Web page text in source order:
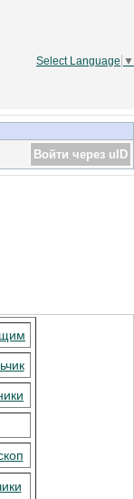
Select Language ▼
Войти через uID